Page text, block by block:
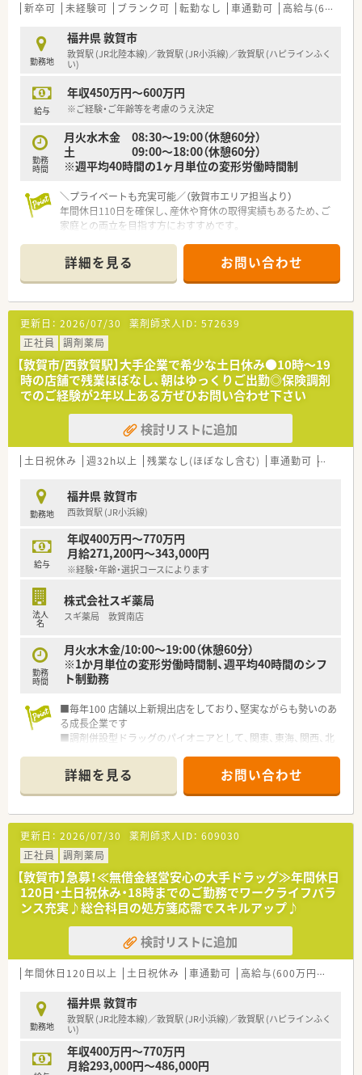
いながら和やかな雰囲気の中で日々の業務を行っています。
担を軽減できるサポート体制が構築されている職場です。
■充実した設備環境の中で落ち着いて業務を進めることができ、
患者様へのより良いサービス提供に集中できる環境です。
新卒可 未経験可 ブランク可 転勤なし 車通勤可 高給与(600万円以上)
勤務地
福井県 敦賀市
敦賀駅 (JR北陸本線)／敦賀駅 (JR小浜線)／敦賀駅 (ハピラインふく
い)
給与
年収450万円～600万円
※ご経験・ご年齢等を考慮のうえ決定
勤務
時間
月火水木金 08:30～19:00（休憩60分）
土 09:00～18:00（休憩60分）
※週平均40時間の1ヶ月単位の変形労働時間制
＼プライベートも充実可能／（敦賀市エリア担当より）
年間休日110日を確保し、産休や育休の取得実績もあるため、ご
家庭との両立を目指す方におすすめです。
【店舗情報と応需状況について】
■内科や呼吸器科をはじめ幅広い総合科目の処方箋を面で応需
しており、多様な症例を経験できます。
■居宅や施設への在宅業務にも積極的に注力しており、これから
の時代に求められるスキルが身につきます。
■敦賀駅からお車で10分ほどの立地であり、マイカー通勤が可
能なので毎日の通勤も非常にスムーズです。
【法人特徴について】
■創業80年を迎える地域密着型の老舗薬局であり、気さくな代
表のもとアットホームな雰囲気で運営されています。
■地域への貢献を最優先に考えており、採算を度外視して無菌調
剤室やドライブスルーを開局するほどの情熱があります。
■一般医薬品や健康食品から介護用品まで幅広く取り扱ってお
り、未病への取り組みを深く学べる環境が整っています。
【職場環境と雰囲気】
■代表自らが現場に入ってスタッフと共に働いており、意見や提
案を言いやすい風通しの良い職場環境が自慢です。
■管理栄養士や登録販売者などの多職種が在籍しているため、専
門知識を共有しながらチーム医療を実践できます。
■店舗の2階には専用の研修室が設けられており、スタッフが自
発的に学び合う前向きで明るい雰囲気が漂っています。
【こんな方が活躍中】
■患者様の声に耳を傾け、親身になって健康上の悩みを解決しよ
■日々の業務に追われるだけでなく、最新の医療知識や服薬指導
のスキルを積極的に学ぼうとする向上心の高い方です。
■周囲のスタッフと円滑にコミュニケーションを取り、チームワ
す。
詳細を見る お問い合わせ
更新日： 2026/07/30 薬剤師求人ID： 572639
正社員
調剤薬局
【敦賀市/西敦賀駅】大手企業で希少な土日休み●10時～19
時の店舗で残業ほぼなし、朝はゆっくりご出勤◎保険調剤
でのご経験が2年以上ある方ぜひお問い合わせ下さい
検討リストに追加
土日祝休み 週32h以上 残業なし(ほぼなし含む) 車通勤可 高給与
勤務地
福井県 敦賀市
西敦賀駅 (JR小浜線)
給与
年収400万円～770万円
月給271,200円～343,000円
※経験・年齢・選択コースによります
法人
名
株式会社スギ薬局
スギ薬局 敦賀南店
勤務
時間
月火水木金/10:00～19:00（休憩60分）
※1か月単位の変形労働時間制、週平均40時間のシフ
ト制勤務
■毎年100 店舗以上新規出店をしており、堅実ながらも勢いのあ
る成長企業です
■調剤併設型ドラッグのパイオニアとして、関東、東海、関西、北
■研修制度は様々なプランがあり、集合研修だけでなく任意で受
講可能な研修も幅広く用意されています
■店舗で活躍する従業員、社外で活躍する従業員、将来経営幹部
となる従業員など、薬剤師として様々な活躍ができるフィールド
を用意されています
■総合薬剤師・調剤薬剤師（土日休み・19時までの勤務）どちらか
の働き方を選択できます
■調剤併設型だけでなく「医療モール・クリニック併設店舗」「敷
地内薬局」「訪問調剤特化型店舗」など様々な店舗を運営してい
ます
■在宅医療にも積極的取り組んでおり「訪問調剤特化型店舗」を
50店舗以上、無菌調剤室は業界最多の51店舗設置しています
■「プラチナくるみん認定企業」「健康経営優良法人2023（大規模
法人部門）認定」等を取得し一人ひとりが働きやすい環境が整備
されています
があるのも特徴です
詳細を見る お問い合わせ
更新日： 2026/07/30 薬剤師求人ID： 609030
正社員
調剤薬局
【敦賀市】急募！≪無借金経営安心の大手ドラッグ≫年間休日
120日・土日祝休み・18時までのご勤務でワークライフバラ
ンス充実♪総合科目の処方箋応需でスキルアップ♪
検討リストに追加
年間休日120日以上 土日祝休み 車通勤可 高給与(600万円以上)
勤務地
福井県 敦賀市
敦賀駅 (JR北陸本線)／敦賀駅 (JR小浜線)／敦賀駅 (ハピラインふく
い)
年収400万円～770万円
月給293,000円～486,000円